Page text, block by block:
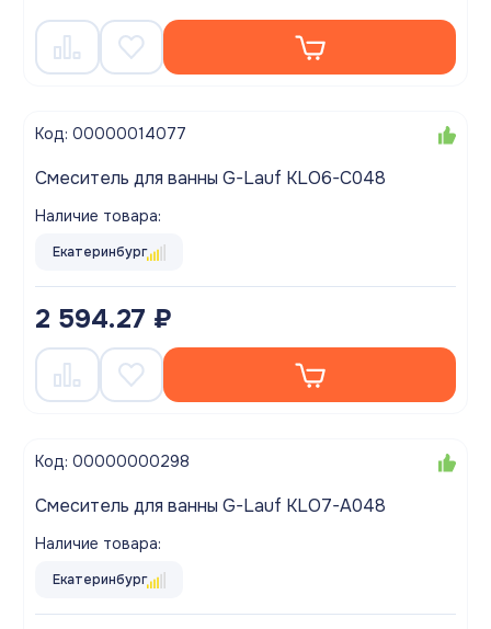
Код: 00000014077
Смеситель для ванны G-Lauf KLO6-C048
Наличие товара:
Екатеринбург
2 594.27 ₽
Код: 00000000298
Смеситель для ванны G-Lauf KLO7-A048
Наличие товара:
Екатеринбург